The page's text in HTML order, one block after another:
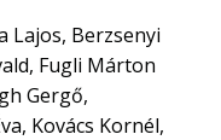
Lajos, Berzsenyi
Fugli Márton
Gergő,
Kovács Kornél,